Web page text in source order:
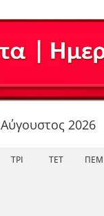
Αύγουστος 2026
ΤΡΊ ΤΕΤ ΠΈΜ